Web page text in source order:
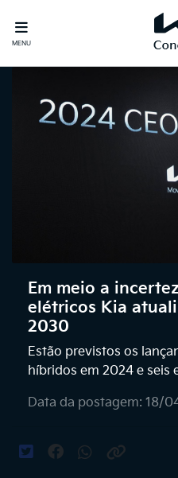
MENU
Em meio a
elétricos Kia
2030
Estão previstos os
híbridos em 2024 e seis
Data da postagem: 18/